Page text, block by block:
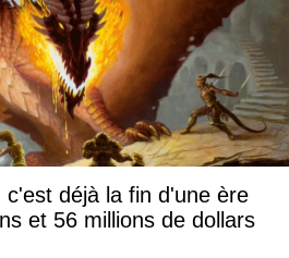
déjà la fin d'une ère
et 56 millions de dollars